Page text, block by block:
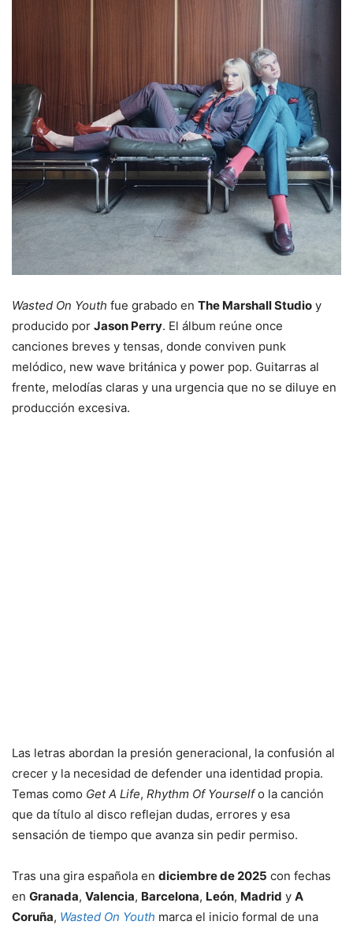
Wasted On Youth fue grabado en The Marshall Studio y
producido por Jason Perry. El álbum reúne once
canciones breves y tensas, donde conviven punk
melódico, new wave británica y power pop. Guitarras al
frente, melodías claras y una urgencia que no se diluye en
producción excesiva.
Las letras abordan la presión generacional, la confusión al
crecer y la necesidad de defender una identidad propia.
Temas como Get A Life, Rhythm Of Yourselfo la canción
que da título al disco reflejan dudas, errores y esa
sensación de tiempo que avanza sin pedir permiso.
Tras una gira española en diciembre de 2025 con fechas
en Granada, Valencia, Barcelona, León, Madrid y A
Coruña, Wasted On Youth marca el inicio formal de una